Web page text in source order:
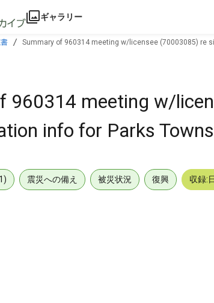
ギャラリー
Summary of 960314 meeting w/licensee (70003085) re
960314 meeting w/
info for Parks
震災への備え 被災状況 復興 収録: